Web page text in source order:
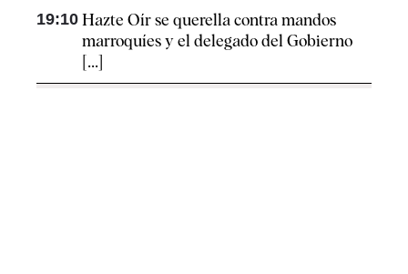
19:10 Hazte Oír se querella contra mandos
marroquíes y el delegado del Gobierno
[...]